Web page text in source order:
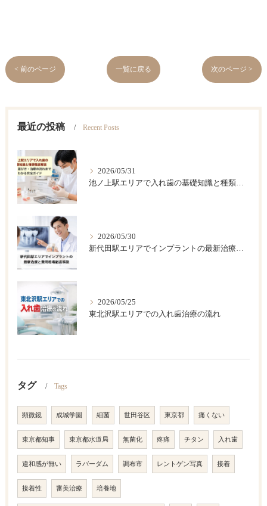
< 前のページ 一覧に戻る 次のページ >
最近の投稿 Recent Posts
2026/05/31
池ノ上駅エリアで入れ歯の基礎知識と種類徹底解説｜費用・選び方・治療の流れまでわかる完全ガイド
2026/05/30
2026/05/25
東北沢駅エリアでの入れ歯治療の流れ
タグ Tags
顕微鏡 成城学園 細菌 世田谷区 東京都 痛くない
東京都知事 東京都水道局 無菌化 疼痛 チタン 入れ歯
違和感が無い ラバーダム 調布市 レントゲン写真 接着
接着性 審美治療 培養地